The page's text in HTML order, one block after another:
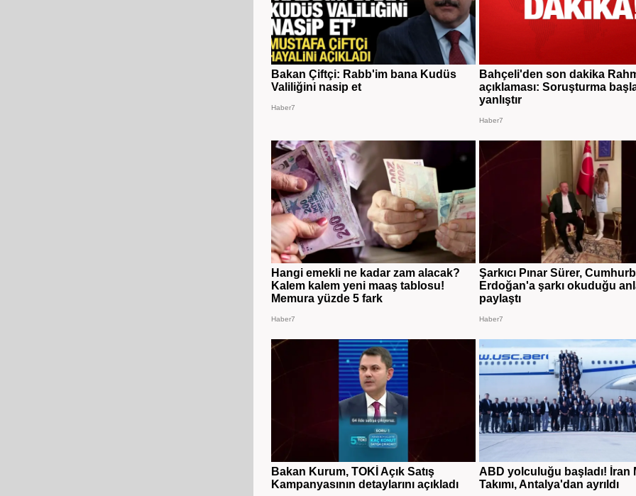
Bakan Çiftçi: Rabb'im bana Kudüs
Valiliğini nasip et
Haber7
Bahçeli'den son dakika
açıklaması: Soruşturma
yanlıştır
Haber7
Hangi emekli ne kadar zam alacak?
Kalem kalem yeni maaş tablosu!
Memura yüzde 5 fark
Haber7
Şarkıcı Pınar Sürer,
Erdoğan'a şarkı okuduğu
paylaştı
Haber7
Bakan Kurum, TOKİ Açık Satış
Kampanyasının detaylarını açıkladı
ABD yolculuğu başladı! İran
Takımı, Antalya'dan ayrıldı